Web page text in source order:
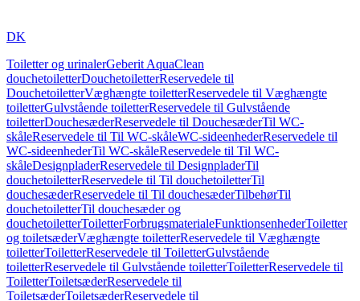
DK
Toiletter og urinalerGeberit AquaClean
douchetoiletterDouchetoiletterReservedele til
DouchetoiletterVæghængte toiletterReservedele til Væghængte
toiletterGulvstående toiletterReservedele til Gulvstående
toiletterDouchesæderReservedele til DouchesæderTil WC-
skåleReservedele til Til WC-skåleWC-sideenhederReservedele til
WC-sideenhederTil WC-skåleReservedele til Til WC-
skåleDesignpladerReservedele til DesignpladerTil
douchetoiletterReservedele til Til douchetoiletterTil
douchesæderReservedele til Til douchesæderTilbehørTil
douchetoiletterTil douchesæder og
douchetoiletterToiletterForbrugsmaterialeFunktionsenhederToiletter
og toiletsæderVæghængte toiletterReservedele til Væghængte
toiletterToiletterReservedele til ToiletterGulvstående
toiletterReservedele til Gulvstående toiletterToiletterReservedele til
ToiletterToiletsæderReservedele til
ToiletsæderToiletsæderReservedele til